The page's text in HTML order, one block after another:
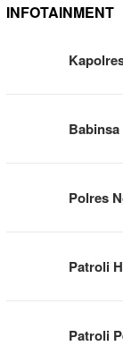
INFOTAINMENT
Polres
Patroli
Patroli